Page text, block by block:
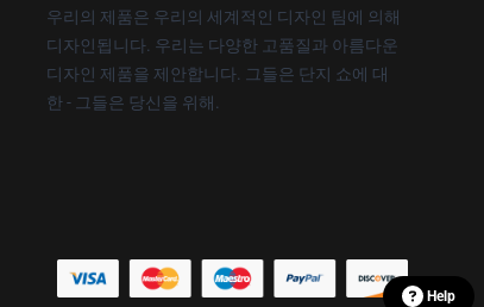
우리의 제품은 우리의 세계적인 디자인 팀에 의해
디자인됩니다. 우리는 다양한 고품질과 아름다운
디자인 제품을 제안합니다. 그들은 단지 쇼에 대
한 - 그들은 당신을 위해.
Help